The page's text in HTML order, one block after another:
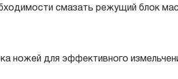
смазать режущий блок
ножей для эффективного